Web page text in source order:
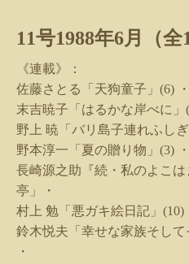
11号1988年6月（全
《連載》：
佐藤さとる「天狗童子」 (6)
・
末吉暁子「はるかな岸べに」
野上 暁「バリ島子連れふしぎ
野本淳一「夏の贈り物」 (3)
・
長崎源之助『続・私のよこは
亭」・
村上 勉「悪ガキ絵日記」 (10)
鈴木悦夫「幸せな家族そして
・